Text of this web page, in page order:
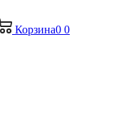
Корзина0 0